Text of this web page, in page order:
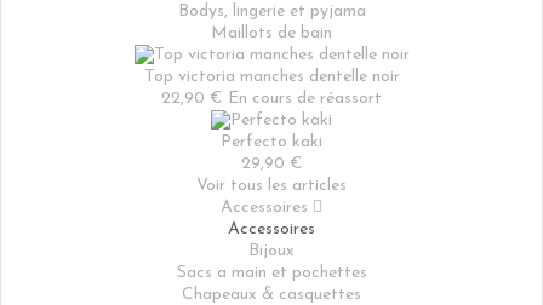
Bodys, lingerie et pyjama
Maillots de bain
Top victoria manches dentelle noir
22,90 € En cours de réassort
Perfecto kaki
29,90 €
Voir tous les articles
Accessoires 
Accessoires
Bijoux
Sacs a main et pochettes
Chapeaux & casquettes